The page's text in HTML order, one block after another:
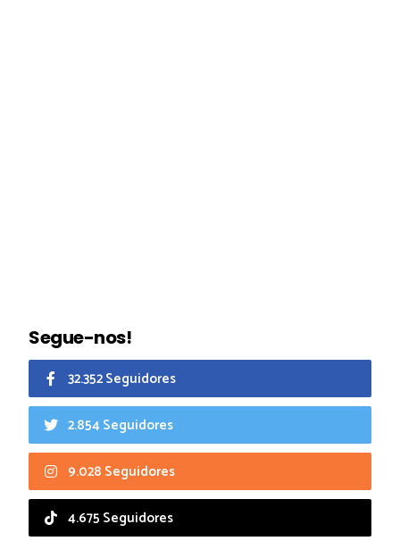
Segue-nos!
32.352 Seguidores
2.854 Seguidores
9.028 Seguidores
4.675 Seguidores